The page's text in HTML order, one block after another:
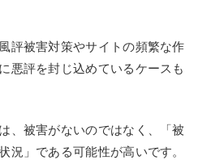
評被害対策やサイトの頻繁な作
悪評を封じ込めているケースも
、被害がないのではなく、「被
況」である可能性が高いです。